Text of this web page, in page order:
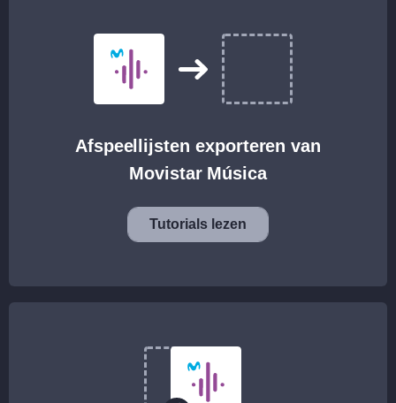
Afspeellijsten exporteren van
Movistar Música
Tutorials lezen